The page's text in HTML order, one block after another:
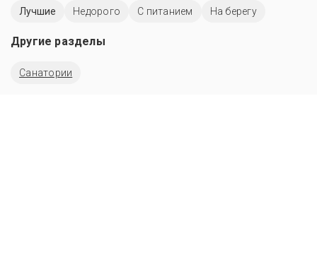
Лучшие Недорого С питанием На берегу
Другие разделы
Санатории